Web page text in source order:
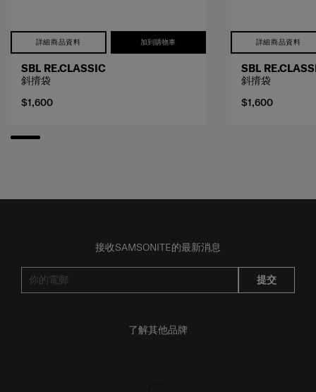
SBL RE.CLASSIC
斜揹袋
$1,600
SBL
斜揹袋
$1,600
提交